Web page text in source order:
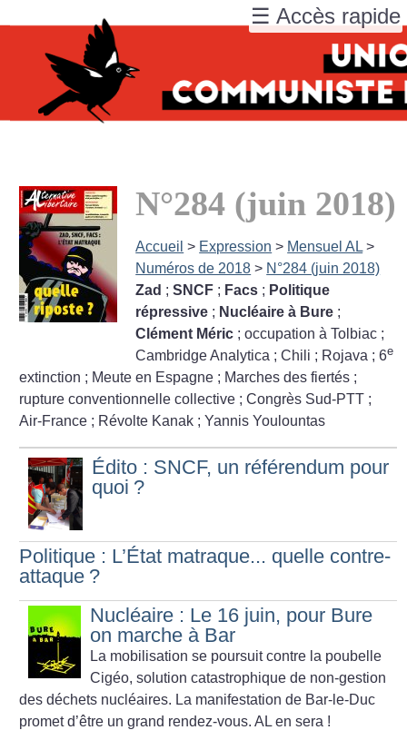
N°284 (juin 2018)
Accueil > Expression > Mensuel AL >
Numéros de 2018 > N°284 (juin 2018)
Zad ;SNCF ; Facs ; Politique
répressive ; Nucléaire à Bure ;
Clément Méric ; occupation à Tolbiac ;
Cambridge Analytica ; Chili ; Rojava ; 6e
extinction ; Meute en Espagne ; Marches des fiertés ;
rupture conventionnelle collective ; Congrès Sud-PTT ;
Air-France ; Révolte Kanak ; Yannis Youlountas
Édito : SNCF, un référendum pour
quoi ?
Politique : L’État matraque... quelle contre-
attaque ?
Nucléaire : Le 16 juin, pour Bure
on marche à Bar
La mobilisation se poursuit contre la poubelle
Cigéo, solution catas­trophique de non-gestion
des déchets nucléaires. La manifestation de Bar-le-Duc
promet d’être un grand rendez-vous. AL en sera !
☰ Accès rapide